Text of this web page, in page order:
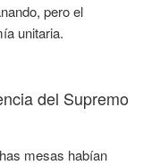
pero el
unitaria.
del Supremo
mesas habían